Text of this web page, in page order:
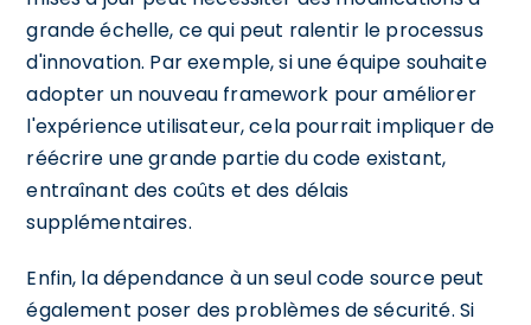
grande échelle, ce qui peut ralentir le processus
d'innovation. Par exemple, si une équipe souhaite
adopter un nouveau framework pour améliorer
l'expérience utilisateur, cela pourrait impliquer de
réécrire une grande partie du code existant,
entraînant des coûts et des délais
supplémentaires.
Enfin, la dépendance à un seul code source peut
également poser des problèmes de sécurité. Si